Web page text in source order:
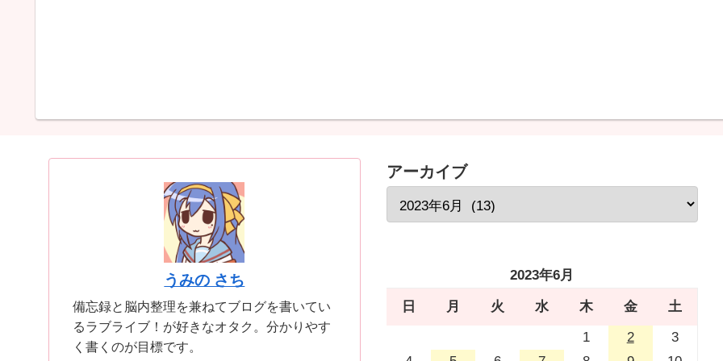
うみの さち
備忘録と脳内整理を兼ねてブログを書いてい
るラブライブ！が好きなオタク。分かりやす
く書くのが目標です。
アーカイブ
2023年6月
日 月 火 水 木 金
土
1
2
3